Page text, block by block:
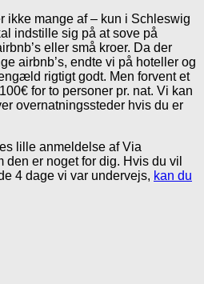
ikke mange af – kun i Schleswig
indstille sig på at sove på
eller små kroer. Da der
airbnb’s, endte vi på hoteller og
rigtigt godt. Men forvent et
for to personer pr. nat. Vi kan
overnatningssteder hvis du er
lille anmeldelse af Via
er noget for dig. Hvis du vil
4 dage vi var undervejs, kan du